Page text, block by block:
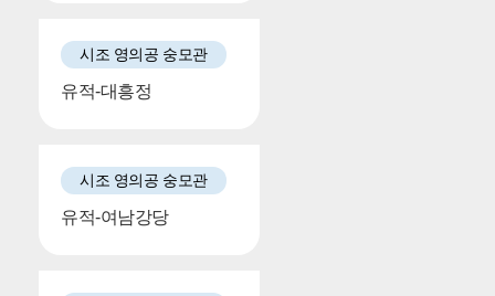
시조 영의공 숭모관
유적-대흥정
시조 영의공 숭모관
유적-여남강당